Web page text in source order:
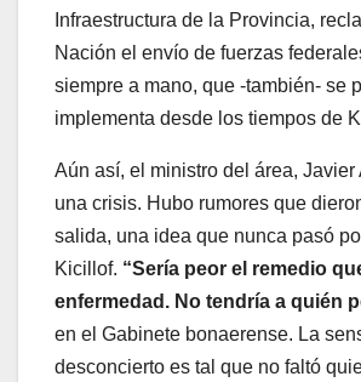
Infraestructura de la Provincia,
Nación el envío de fuerzas
siempre a mano, que -también- se
implementa desde los tiempos de
Aún así, el ministro del área, Javier
una crisis. Hubo rumores que
salida, una idea que nunca pasó
Kicillof. “Sería peor el remedio
enfermedad. No tendría a quién
en el Gabinete bonaerense. La
desconcierto es tal que no faltó